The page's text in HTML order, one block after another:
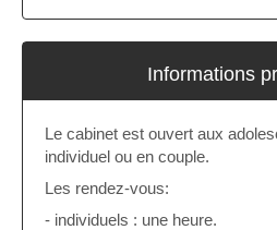
Informations
Le cabinet est ouvert aux
individuel ou en couple.
Les rendez-vous:
- individuels : une heure.